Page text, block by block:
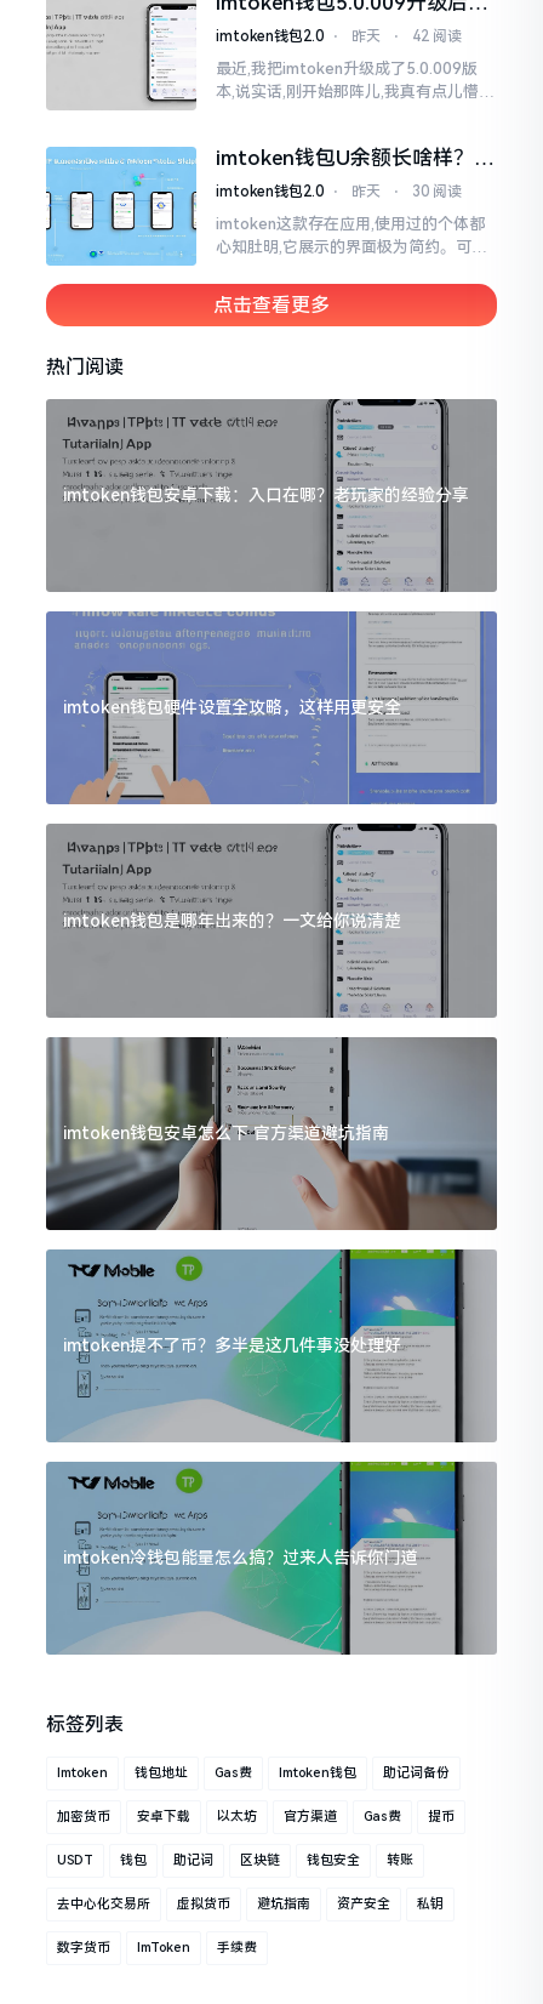
用？老用户实测分享
imtoken钱包2.0 ⋅ 昨天 ⋅ 42 阅读
最近,我把imtoken升级成了5.0.009版
本,说实话,刚开始那阵儿,我真有点儿懵,
imtoken钱包U余额长啥样？截
图这样看
imtoken钱包2.0 ⋅ 昨天 ⋅ 30 阅读
imtoken这款存在应用,使用过的个体都
心知肚明,它展示的界面极为简约。可是,
感受产生些许困惑。
点击查看更多
热门阅读
imtoken钱包安卓下载：入口在哪？老玩家的经验分享
imtoken钱包硬件设置全攻略，这样用更安全
imtoken钱包是哪年出来的？一文给你说清楚
imtoken钱包安卓怎么下 官方渠道避坑指南
imtoken提不了币？多半是这几件事没处理好
imtoken冷钱包能量怎么搞？过来人告诉你门道
标签列表
Imtoken 钱包地址 Gas费 Imtoken钱包 助记词备份
加密货币 安卓下载 以太坊 官方渠道 Gas费 提币
USDT 钱包 助记词 区块链 钱包安全 转账
去中心化交易所 虚拟货币 避坑指南 资产安全 私钥
数字货币 ImToken 手续费